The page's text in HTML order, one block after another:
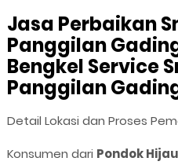
Jasa Perbaikan
Panggilan
Bengkel Service
Panggilan
Detail Lokasi dan Proses
Konsumen dari Pondok